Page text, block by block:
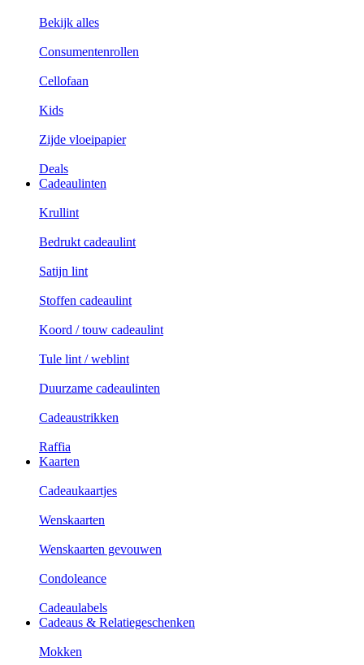
Bekijk alles
Consumentenrollen
Cellofaan
Kids
Zijde vloeipapier
Deals
Cadeaulinten
Krullint
Bedrukt cadeaulint
Satijn lint
Stoffen cadeaulint
Koord / touw cadeaulint
Tule lint / weblint
Duurzame cadeaulinten
Cadeaustrikken
Raffia
Kaarten
Cadeaukaartjes
Wenskaarten
Wenskaarten gevouwen
Condoleance
Cadeaulabels
Cadeaus & Relatiegeschenken
Mokken